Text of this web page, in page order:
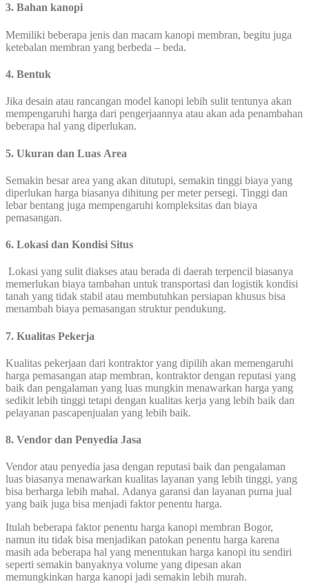
3. Bahan kanopi
Memiliki beberapa jenis dan macam kanopi membran, begitu juga
ketebalan membran yang berbeda – beda.
4. Bentuk
Jika desain atau rancangan model kanopi lebih sulit tentunya akan
mempengaruhi harga dari pengerjaannya atau akan ada penambahan
beberapa hal yang diperlukan.
5. Ukuran dan Luas Area
Semakin besar area yang akan ditutupi, semakin tinggi biaya yang
diperlukan harga biasanya dihitung per meter persegi. Tinggi dan
lebar bentang juga mempengaruhi kompleksitas dan biaya
pemasangan.
6. Lokasi dan Kondisi Situs
Lokasi yang sulit diakses atau berada di daerah terpencil biasanya
memerlukan biaya tambahan untuk transportasi dan logistik kondisi
tanah yang tidak stabil atau membutuhkan persiapan khusus bisa
menambah biaya pemasangan struktur pendukung.
7. Kualitas Pekerja
Kualitas pekerjaan dari kontraktor yang dipilih akan memengaruhi
harga pemasangan atap membran, kontraktor dengan reputasi yang
baik dan pengalaman yang luas mungkin menawarkan harga yang
sedikit lebih tinggi tetapi dengan kualitas kerja yang lebih baik dan
pelayanan pascapenjualan yang lebih baik.
8. Vendor dan Penyedia Jasa
Vendor atau penyedia jasa dengan reputasi baik dan pengalaman
luas biasanya menawarkan kualitas layanan yang lebih tinggi, yang
bisa berharga lebih mahal. Adanya garansi dan layanan purna jual
yang baik juga bisa menjadi faktor penentu harga.
Itulah beberapa faktor penentu harga kanopi membran Bogor,
namun itu tidak bisa menjadikan patokan penentu harga karena
masih ada beberapa hal yang menentukan harga kanopi itu sendiri
seperti semakin banyaknya volume yang dipesan akan
memungkinkan harga kanopi jadi semakin lebih murah.